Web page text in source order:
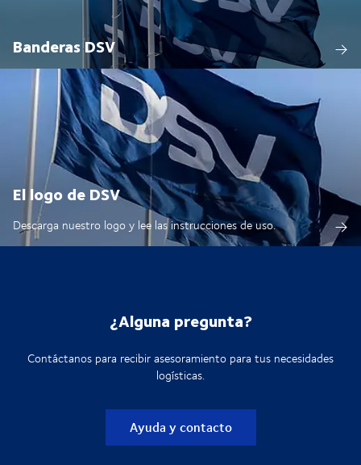
Banderas DSV
El logo de DSV
Descarga nuestro logo y lee las instrucciones de uso.
¿Alguna pregunta?
Contáctanos para recibir asesoramiento para tus necesidades
logísticas.
Ayuda y contacto